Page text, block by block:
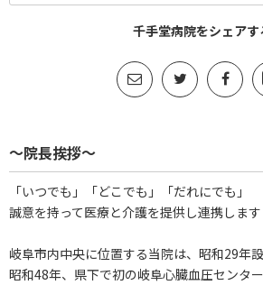
千手堂病院をシェアす
～院長挨拶～
「いつでも」「どこでも」「だれにでも」
誠意を持って医療と介護を提供し連携します
岐阜市内中央に位置する当院は、昭和29年設
昭和48年、県下で初の岐阜心臓血圧センター